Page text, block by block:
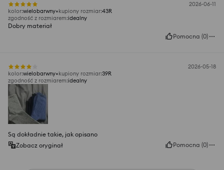
2026-06-11
kolor:wielobarwny kupiony rozmiar:43R
zgodność z rozmiarem:idealny
Dobry materiał
Pomocna (0)
2026-05-18
kolor:wielobarwny kupiony rozmiar:39R
zgodność z rozmiarem:idealny
Są dokładnie takie, jak opisano
Zobacz oryginał
Pomocna (0)